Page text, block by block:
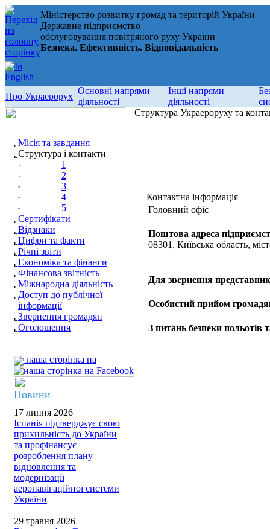
Міністерство розвитку громад та територій України
Державне підприємство
обслуговування повітряного руху України
Безпека. Ефективність. Відповідальність
Про Украерорух
Основні напрями
діяльності
Інші напрями
діяльності
Місія та завдання
Структура і контакти
1
2
3
4
5
Сертифікати
Відзнаки
Цифри та факти
Річні звіти
Економіка та фінанси
Фінансова звітність
Міжнародна діяльність
Доступ до публічної
інформації
Звернення громадян
Оголошення
наша сторінка на
Новини
17 липня 2026
Іспанія підтверджує свою
прихильність до України
та профінансує
розроблення плану
відновлення та
модернізації
аеронавігаційної системи
України
29 травня 2026
Структура Украероруху та
Контактна інформація
Головний офіс
Поштова адреса
08301, Київська область,
Для звернення
Особистий прийом
З питань безпеки польотів